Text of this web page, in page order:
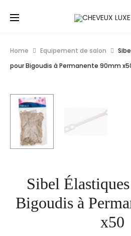
Home Equipement de salon
pour Bigoudis à Permanente 90mm
Sibel
Bigoudis à
x50